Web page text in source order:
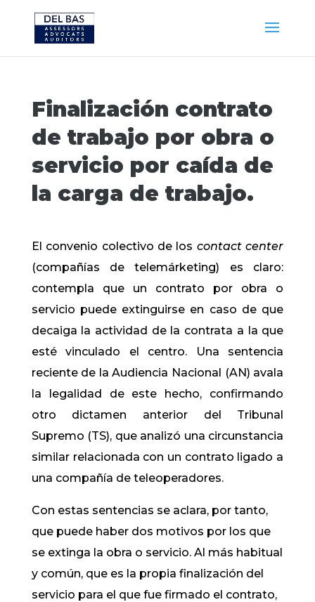
Finalización contrato
de trabajo por obra o
servicio por caída de
la carga de trabajo.
El convenio colectivo de los contact center
(compañías de telemárketing) es claro:
contempla que un contrato por obra o
servicio puede extinguirse en caso de que
decaiga la actividad de la contrata a la que
esté vinculado el centro. Una sentencia
reciente de la Audiencia Nacional (AN) avala
la legalidad de este hecho, confirmando
otro dictamen anterior del Tribunal
Supremo (TS), que analizó una circunstancia
similar relacionada con un contrato ligado a
una compañía de teleoperadores.
Con estas sentencias se aclara, por tanto,
que puede haber dos motivos por los que
se extinga la obra o servicio. Al más habitual
y común, que es la propia finalización del
servicio para el que fue firmado el contrato,